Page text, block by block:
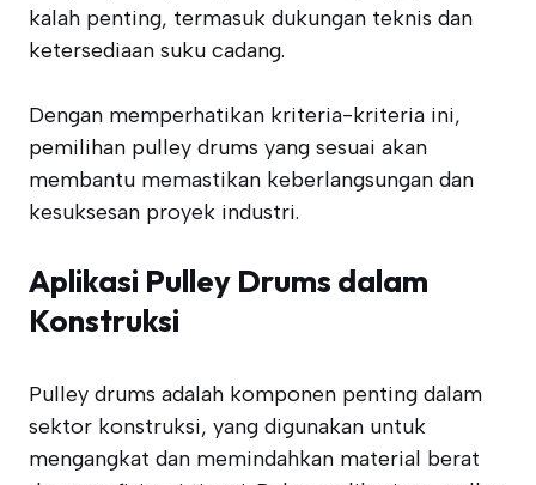
kalah penting, termasuk dukungan teknis dan
ketersediaan suku cadang.
Dengan memperhatikan kriteria-kriteria ini,
pemilihan pulley drums yang sesuai akan
membantu memastikan keberlangsungan dan
kesuksesan proyek industri.
Aplikasi Pulley Drums dalam
Konstruksi
Pulley drums adalah komponen penting dalam
sektor konstruksi, yang digunakan untuk
mengangkat dan memindahkan material berat